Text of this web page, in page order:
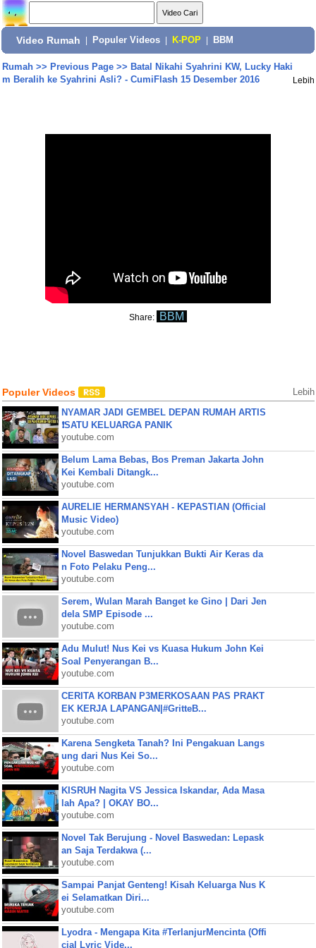
Video Rumah Populer Videos K-POP BBM
Rumah>> Previous Page>> Batal Nikahi Syahrini KW, Lucky Haki
m Beralih ke Syahrini Asli? - CumiFlash 15 Desember 2016
Lebih
Share: BBM
Populer Videos Lebih
NYAMAR JADI GEMBEL DEPAN RUMAH ARTIS
❗SATU KELUARGA PANIK
youtube.com
Belum Lama Bebas, Bos Preman Jakarta John
Kei Kembali Ditangk...
youtube.com
AURELIE HERMANSYAH - KEPASTIAN (Official
Music Video)
youtube.com
Novel Baswedan Tunjukkan Bukti Air Keras da
n Foto Pelaku Peng...
youtube.com
Serem, Wulan Marah Banget ke Gino | Dari Jen
dela SMP Episode ...
youtube.com
Adu Mulut! Nus Kei vs Kuasa Hukum John Kei
Soal Penyerangan B...
youtube.com
CERITA KORBAN P3MERKOSAAN PAS PRAKT
EK KERJA LAPANGAN|#GritteB...
youtube.com
Karena Sengketa Tanah? Ini Pengakuan Langs
ung dari Nus Kei So...
youtube.com
KISRUH Nagita VS Jessica Iskandar, Ada Masa
lah Apa? | OKAY BO...
youtube.com
Novel Tak Berujung - Novel Baswedan: Lepask
an Saja Terdakwa (...
youtube.com
Sampai Panjat Genteng! Kisah Keluarga Nus K
ei Selamatkan Diri...
youtube.com
Lyodra - Mengapa Kita #TerlanjurMencinta (Offi
cial Lyric Vide...